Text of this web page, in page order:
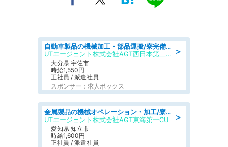
＞
自動車製品の機械加工・部品運搬/寮完備/日払い/工場・製造
UTエージェント株式会社AGT西日本第二CU
大分県 宇佐市
時給1,550円
正社員 / 派遣社員
スポンサー：求人ボックス
＞
金属製品の機械オペレーション・加工/寮完備/日払い/工場・製造
UTエージェント株式会社AGT東海第一CU
愛知県 知立市
時給1,600円
正社員 / 派遣社員